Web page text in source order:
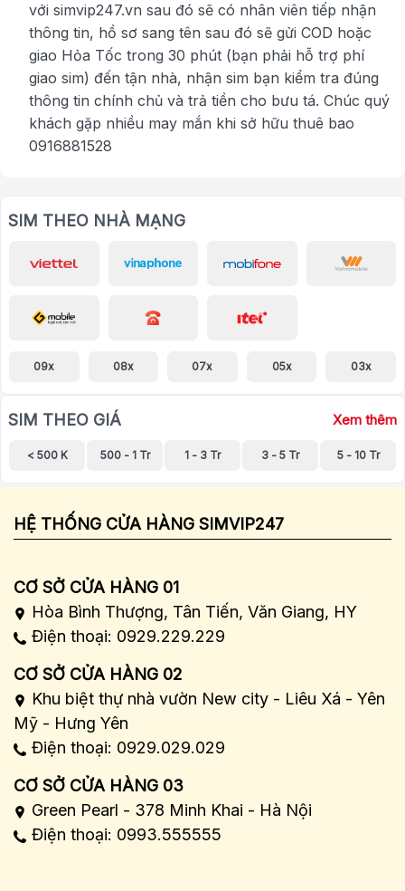
với simvip247.vn sau đó sẽ có nhân viên tiếp nhận
thông tin, hồ sơ sang tên sau đó sẽ gửi COD hoặc
giao Hỏa Tốc trong 30 phút (bạn phải hỗ trợ phí
giao sim) đến tận nhà, nhận sim bạn kiểm tra đúng
thông tin chính chủ và trả tiền cho bưu tá. Chúc quý
khách gặp nhiều may mắn khi sở hữu thuê bao
0916881528
SIM THEO NHÀ MẠNG
09x 08x 07x 05x 03x
SIM THEO GIÁ Xem thêm
< 500 K 500 - 1 Tr 1 - 3 Tr 3 - 5 Tr 5 - 10 Tr
HỆ THỐNG CỬA HÀNG SIMVIP247
CƠ SỞ CỬA HÀNG 01
Hòa Bình Thượng, Tân Tiến, Văn Giang, HY
Điện thoại: 0929.229.229
CƠ SỞ CỬA HÀNG 02
Khu biệt thự nhà vườn New city - Liêu Xá - Yên
Mỹ - Hưng Yên
Điện thoại: 0929.029.029
CƠ SỞ CỬA HÀNG 03
Green Pearl - 378 Minh Khai - Hà Nội
Điện thoại: 0993.555555